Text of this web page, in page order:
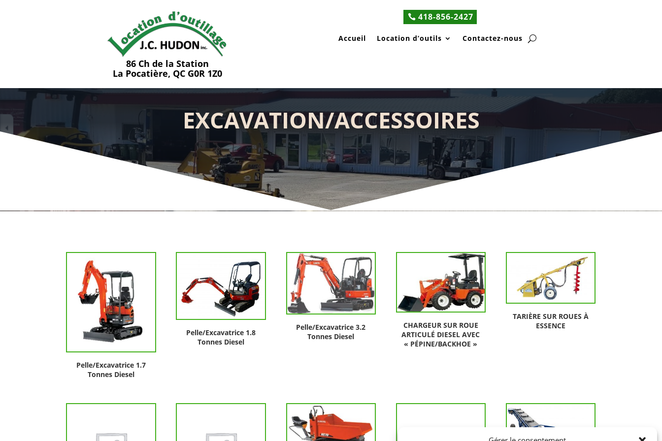
86 Ch de la Station
La Pocatière, QC G0R 1Z0
418-856-2427
Accueil Location d’outils Contactez-nous
EXCAVATION/ACCESSOIRES
Pelle/Excavatrice 1.7
Tonnes Diesel
Pelle/Excavatrice 1.8
Tonnes Diesel
Pelle/Excavatrice 3.2
Tonnes Diesel
CHARGEUR SUR ROUE
ARTICULÉ DIESEL AVEC
« PÉPINE/BACKHOE »
TARIÈRE SUR ROUES À
ESSENCE